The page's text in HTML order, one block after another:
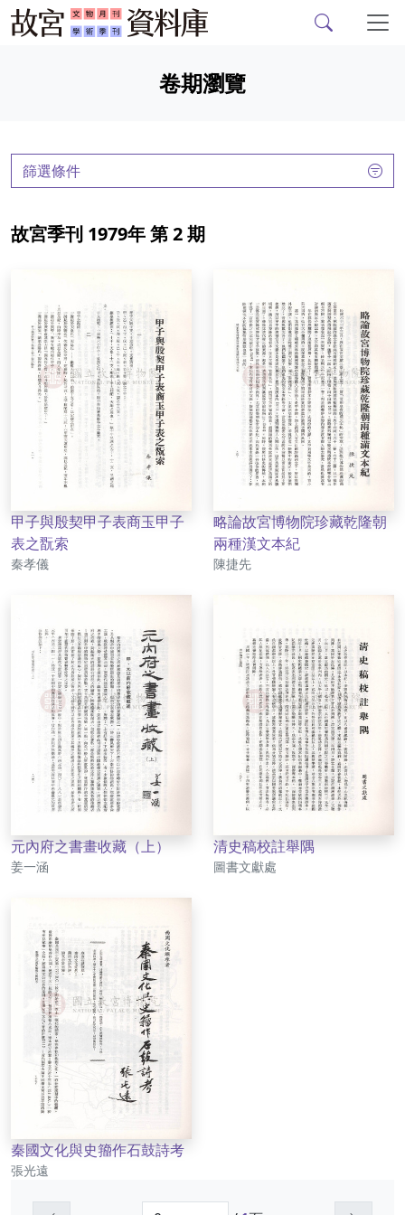
故宮文物月刊、故宮學
卷期瀏覽
篩選條件
故宮季刊 1979年 第 2 期
甲子與殷契甲子表商玉甲子
表之翫索
作者
秦孝儀
略論故宮博物院珍藏乾隆朝
兩種漢文本紀
作者
陳捷先
元內府之書畫收藏（上）
作者
姜一涵
清史稿校註舉隅
作者
圖書文獻處
秦國文化與史籀作石鼓詩考
作者
張光遠